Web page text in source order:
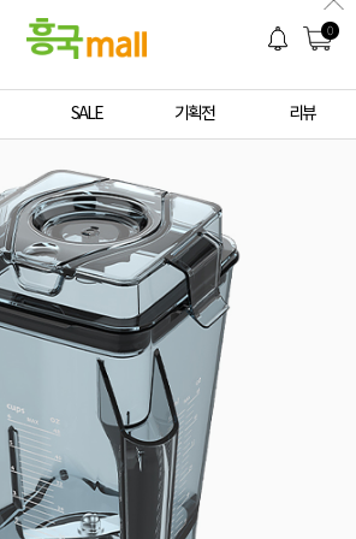
0
SALE 기획전 리뷰